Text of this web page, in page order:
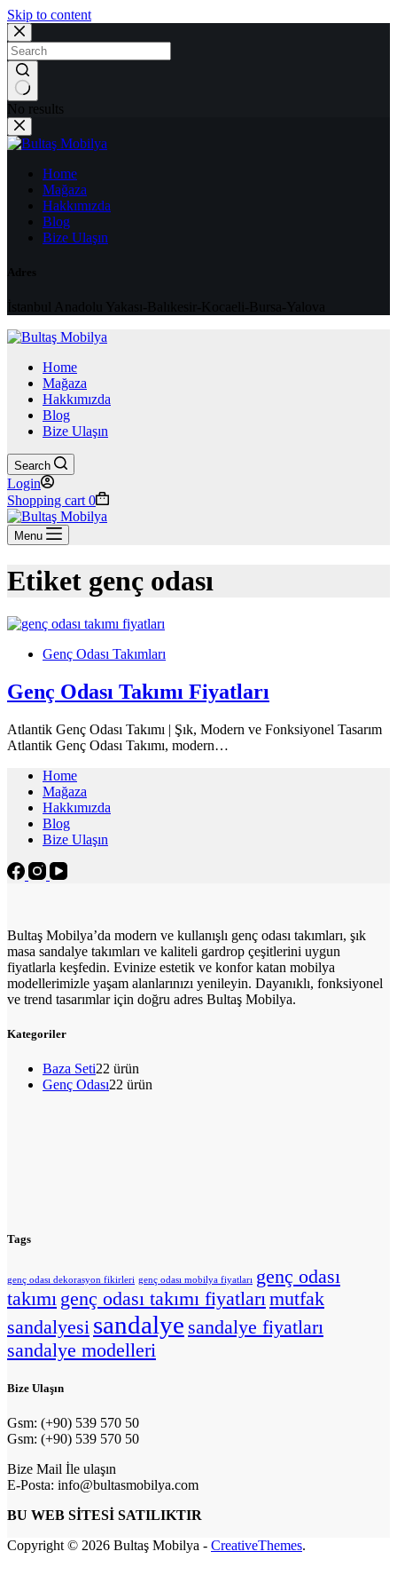
Skip to content
No results
Home
Mağaza
Hakkımızda
Blog
Bize Ulaşın
Adres
İstanbul Anadolu Yakası-Balıkesir-Kocaeli-Bursa-Yalova
Home
Mağaza
Hakkımızda
Blog
Bize Ulaşın
Search
Login
Shopping cart 0
Menu
Etiket genç odası
Genç Odası Takımları
Genç Odası Takımı Fiyatları
Atlantik Genç Odası Takımı | Şık, Modern ve Fonksiyonel Tasarım
Atlantik Genç Odası Takımı, modern…
Home
Mağaza
Hakkımızda
Blog
Bize Ulaşın
Bultaş Mobilya’da modern ve kullanışlı genç odası takımları, şık
masa sandalye takımları ve kaliteli gardrop çeşitlerini uygun
fiyatlarla keşfedin. Evinize estetik ve konfor katan mobilya
modellerimizle yaşam alanlarınızı yenileyin. Dayanıklı, fonksiyonel
ve trend tasarımlar için doğru adres Bultaş Mobilya.
Kategoriler
Baza Seti22 ürün
Genç Odası22 ürün
Tags
genç odası dekorasyon fikirleri genç odası mobilya fiyatları genç odası
takımı genç odası takımı fiyatları mutfak
sandalyesi sandalye sandalye fiyatları
sandalye modelleri
Bize Ulaşın
Gsm: (+90) 539 570 50
Gsm: (+90) 539 570 50
Bize Mail İle ulaşın
E-Posta: info@bultasmobilya.com
BU WEB SİTESİ SATILIKTIR
Copyright © 2026 Bultaş Mobilya - CreativeThemes.